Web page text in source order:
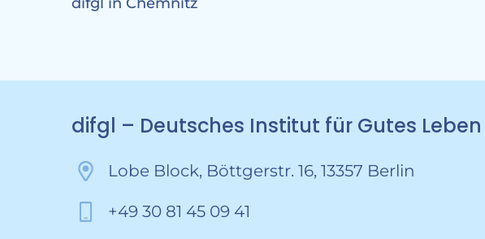
difgl – Deutsches Institut für Gutes Leben
Lobe Block, Böttgerstr. 16, 13357 Berlin
+49 30 81 45 09 41